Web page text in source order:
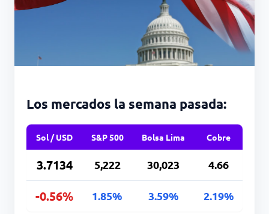
Los mercados la semana pasada:
Sol / USD S&P 500 Bolsa Lima Cobre
3.7134 5,222 30,023 4.66
-0.56% 1.85% 3.59% 2.19%